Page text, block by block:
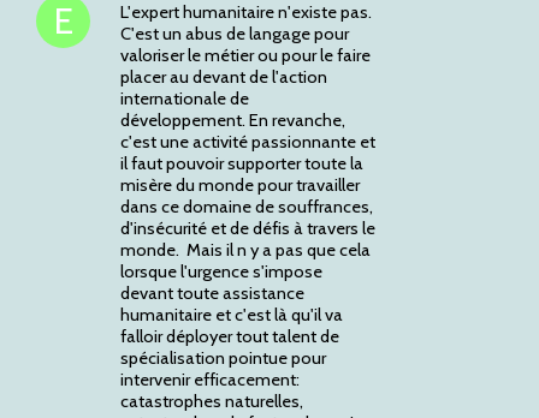
L'expert humanitaire n'existe pas.
C'est un abus de langage pour
valoriser le métier ou pour le faire
placer au devant de l'action
internationale de
développement. En revanche,
c'est une activité passionnante et
il faut pouvoir supporter toute la
misère du monde pour travailler
dans ce domaine de souffrances,
d'insécurité et de défis à travers le
monde. Mais il n y a pas que cela
lorsque l'urgence s'impose
devant toute assistance
humanitaire et c'est là qu'il va
falloir déployer tout talent de
spécialisation pointue pour
intervenir efficacement:
catastrophes naturelles,